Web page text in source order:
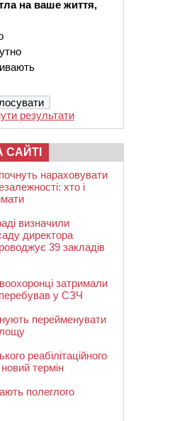
на ваше життя,
результати
нараховувати
хто і
визначили
директора
39 закладів
затримали
перебував у СЗЧ
перейменувати
реабілітаційного
термін
полеглого